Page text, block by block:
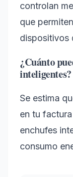
controlan
que
dispositivos
¿Cuánto
inteligentes?
Se estima
en tu
enchufes
consumo